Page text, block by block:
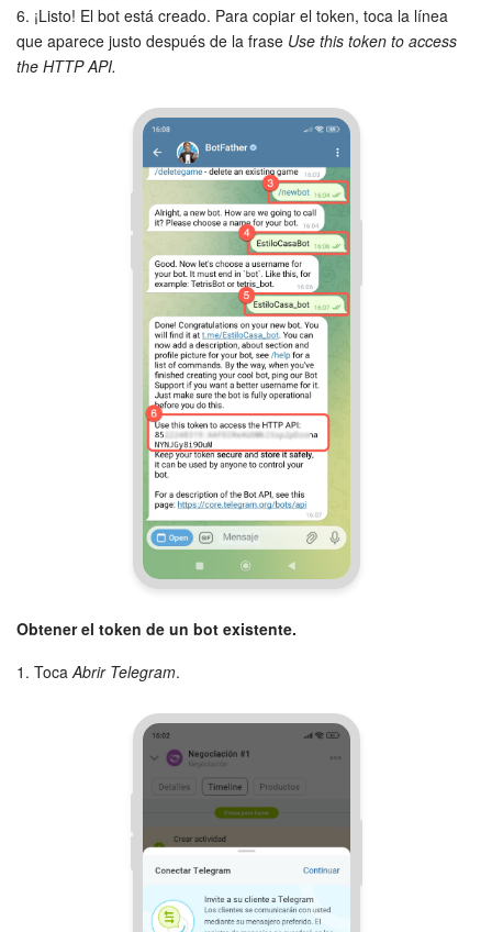
Actualización de los artículos (archivo)
EMPEZAR GRATIS
INICIAR SESIÓN
6. ¡Listo! El bot está creado. Para copiar el token, toca la línea
que aparece justo después de la frase Use this token to access
the HTTP API.
Obtener el token de un bot existente.
1. Toca Abrir Telegram.